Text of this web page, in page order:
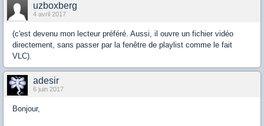
uzboxberg
4 avril 2017
(c'est devenu mon lecteur préféré. Aussi, il ouvre un fichier vidéo
directement, sans passer par la fenêtre de playlist comme le fait
VLC).
adesir
6 juin 2017
Bonjour,